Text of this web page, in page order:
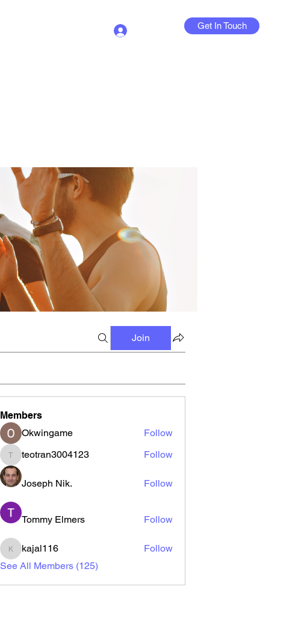
Get In Touch
Join
Members
Okwingame
Follow
teotran3004123
teotran3004123 Follow
Joseph Nik. Follow
Tommy Elmers Follow
kajal116
kajal116
Follow
See All Members (125)